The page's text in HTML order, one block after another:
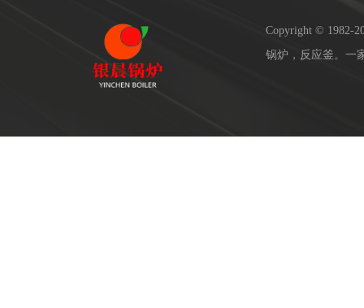
Copyright © 1982-
锅炉，反应釜。一